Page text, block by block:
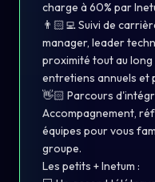
charge à 60% par
👨🏻‍💻 Suivi de
manager, leader
proximité tout au long
entretiens annuels et
👋🏻 Parcours
Accompagnement,
équipes pour vous
groupe.
Les petits + Inetum :